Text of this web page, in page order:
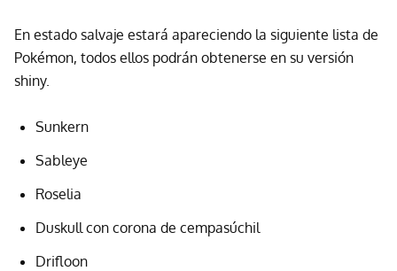
En estado salvaje estará apareciendo la siguiente lista de
Pokémon, todos ellos podrán obtenerse en su versión
shiny.
Sunkern
Sableye
Roselia
Duskull con corona de cempasúchil
Drifloon